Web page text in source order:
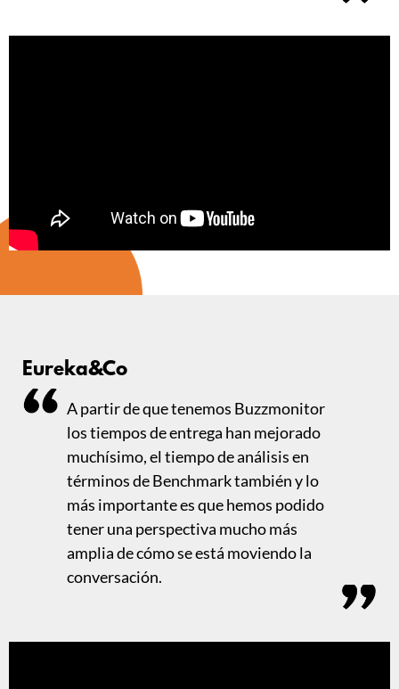
Eureka&Co
A partir de que tenemos Buzzmonitor
los tiempos de entrega han mejorado
muchísimo, el tiempo de análisis en
términos de Benchmark también y lo
más importante es que hemos podido
tener una perspectiva mucho más
amplia de cómo se está moviendo la
conversación.